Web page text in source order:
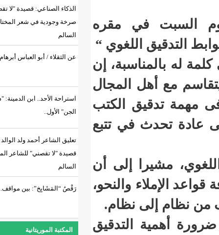
الذكاء الصناعي: قصيدة "لا تقصني"
صرخة وجودية في شعر المختار
عن الثقلاء / أبو العباس أبرهام
استراحة الأحد.. ابن الدمينة: "ديك
الجن" الأول..
تعليق الشاعر أحمد ولد الوالد على
قصيدة "لا تقصني" للشاعر المختار
السالم
رَقْصُ “المَشَايِخ”: بين مواقف...
المكتبة الموريتانية
في مقره
اللغوي “
إن
المجال
الكتب
في تتبع
إلى أن
والنحو،
نظام.
التدقيق